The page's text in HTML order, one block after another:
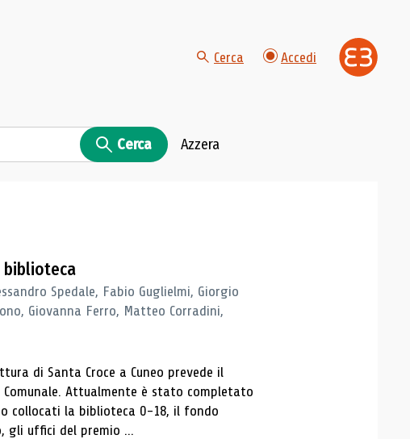
Cerca Accedi
Cerca Azzera
biblioteca
Spedale, Fabio Guglielmi, Giorgio
Giovanna Ferro, Matteo Corradini,
di Santa Croce a Cuneo prevede il
Attualmente è stato completato
collocati la biblioteca 0-18, il fondo
gli uffici del premio ...